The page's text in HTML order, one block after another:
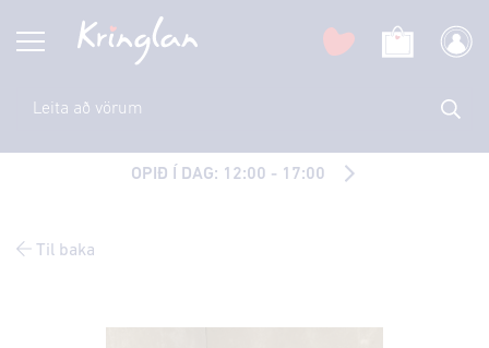
OPIÐ Í DAG: 12:00 - 17:00
Til baka